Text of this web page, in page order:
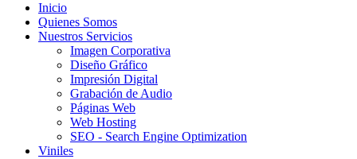
Inicio
Quienes Somos
Nuestros Servicios
Imagen Corporativa
Diseño Gráfico
Impresión Digital
Grabación de Audio
Páginas Web
Web Hosting
SEO - Search Engine Optimization
Viniles